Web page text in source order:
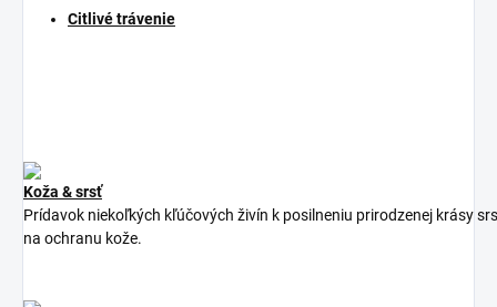
Citlivé trávenie
Koža & srsť
Prídavok niekoľkých kľúčových živín k posilneniu prirodzenej krásy
na ochranu kože.